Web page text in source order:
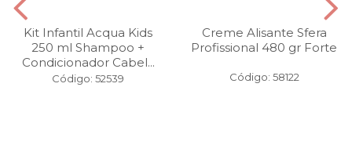
Kit Infantil Acqua Kids
250 ml Shampoo +
Condicionador Cabel...
Código: 52539
Creme Alisante Sfera
Profissional 480 gr Forte
Código: 58122